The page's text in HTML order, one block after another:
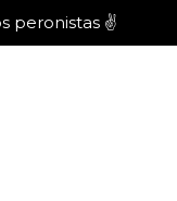
peronistas ✌️